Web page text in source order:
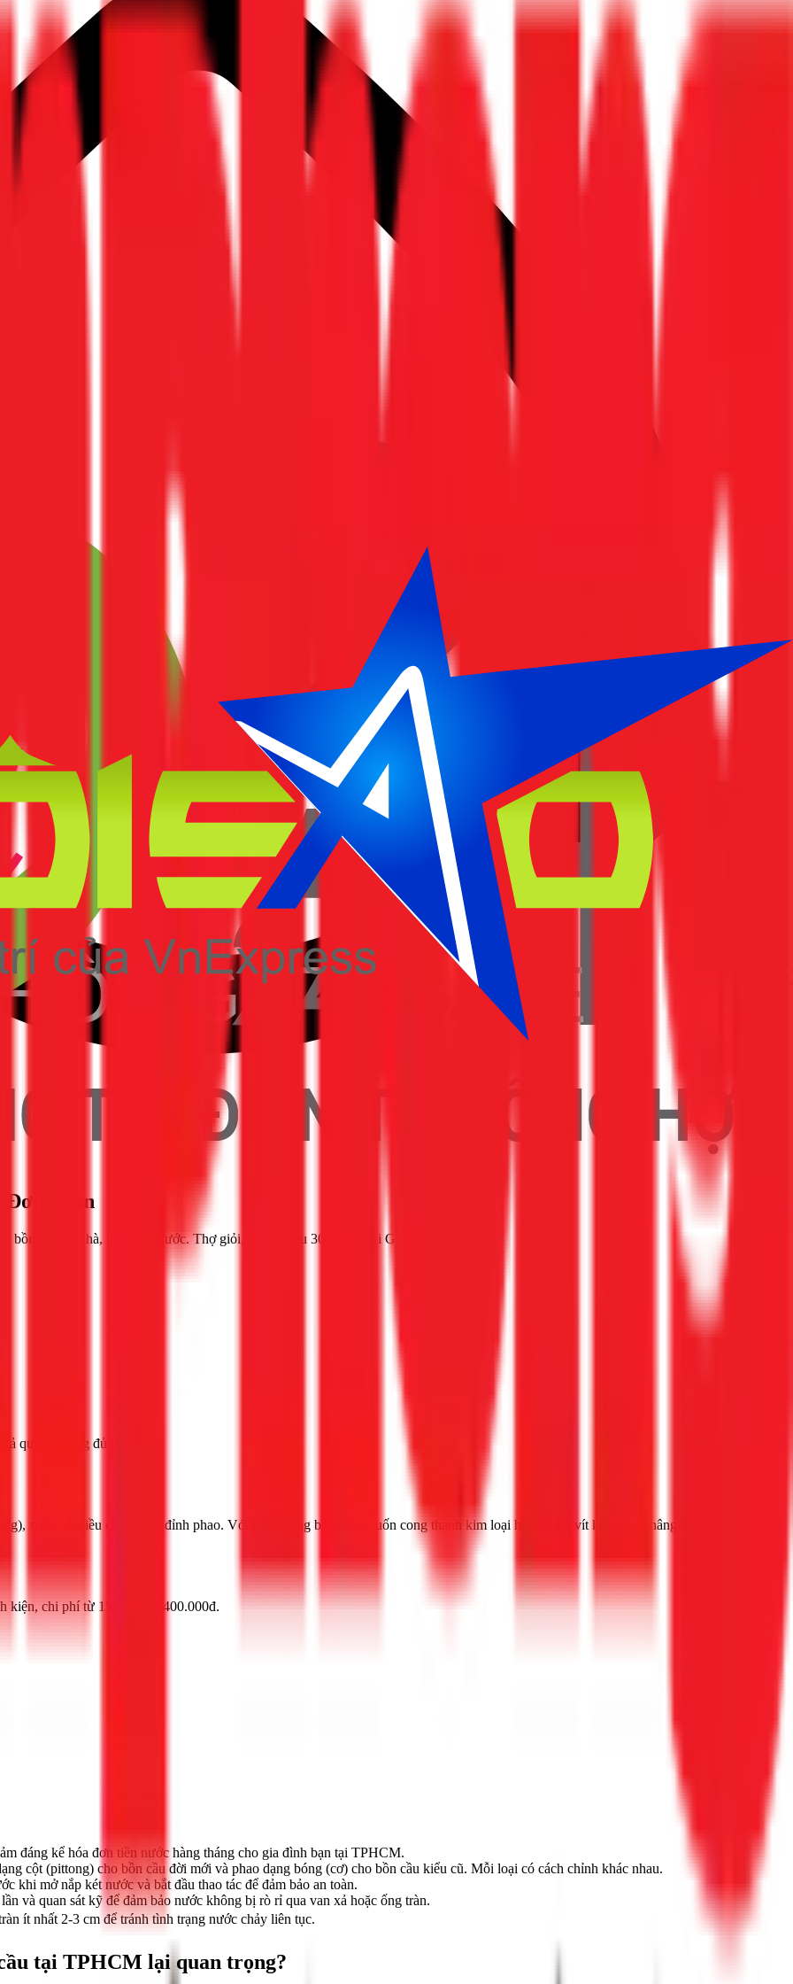
Đơn Giản
cầu tại nhà, tiết kiệm nước. Thợ giỏi, có mặt sau 30 phút. Gọi Gọi ngay 1Fix
quá ít không đủ làm sạch.
xoay vít điều chỉnh trên đỉnh phao. Với phao dạng bóng (cơ), uốn cong thanh kim loại hoặc trượt vít kẹp để hạ/nâng bóng phao.
kiện, chi phí từ 150.000đ - 400.000đ.
đáng kể hóa đơn tiền nước hàng tháng cho gia đình bạn tại TPHCM.
cột (pittong) cho bồn cầu đời mới và phao dạng bóng (cơ) cho bồn cầu kiểu cũ. Mỗi loại có cách chỉnh khác nhau.
khi mở nắp két nước và bắt đầu thao tác để đảm bảo an toàn.
và quan sát kỹ để đảm bảo nước không bị rò rỉ qua van xả hoặc ống tràn.
ít nhất 2-3 cm để tránh tình trạng nước chảy liên tục.
tại TPHCM lại quan trọng?